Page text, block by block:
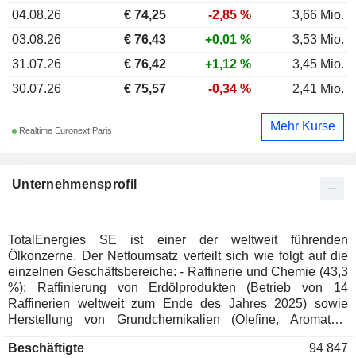
Unternehmensprofil
TotalEnergies SE ist einer der weltweit führenden
Ölkonzerne. Der Nettoumsatz verteilt sich wie folgt auf die
einzelnen Geschäftsbereiche: - Raffinerie und Chemie (43,3
%): Raffinierung von Erdölprodukten (Betrieb von 14
Raffinerien weltweit zum Ende des Jahres 2025) sowie
Herstellung von Grundchemikalien (Olefine, Aromaten,
(Kautschuk, Harze, Klebstoffe usw.). Der Konzern ist zudem
Beschäftigte 94 847
04.08.26
€ 74,25 -2,85 %
3,66 Mio.
03.08.26
€ 76,43 +0,01 %
3,53 Mio.
31.07.26
€ 76,42 +1,12 %
3,45 Mio.
30.07.26
€ 75,57 -0,34 % 2,41 Mio.
Realtime Euronext Paris Mehr Kurse